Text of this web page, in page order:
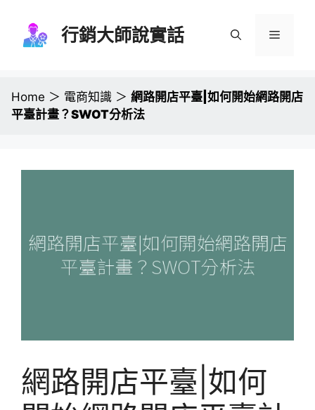
行銷大師說實話 選
Home ＞ 電商知識 ＞ 網路開店平臺|如何開始網路開店
平臺計畫？SWOT分析法
網路開店平臺|如何